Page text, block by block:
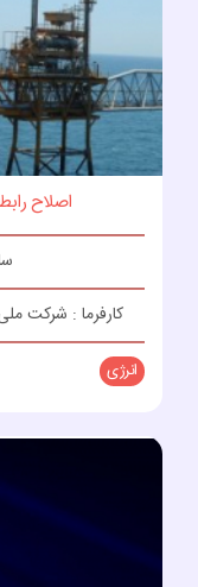
اصلاح
کارفرما : شرکت
انرژی